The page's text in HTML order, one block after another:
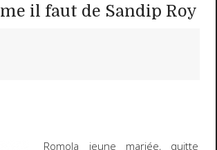
il faut de Sandip Roy
Romola jeune mariée, quitte